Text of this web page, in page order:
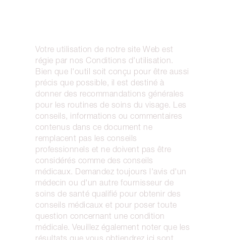
Votre utilisation de notre site Web est
régie par nos Conditions d'utilisation.
Bien que l'outil soit conçu pour être aussi
précis que possible, il est destiné à
donner des recommandations générales
pour les routines de soins du visage. Les
conseils, informations ou commentaires
contenus dans ce document ne
remplacent pas les conseils
professionnels et ne doivent pas être
considérés comme des conseils
médicaux. Demandez toujours l'avis d'un
médecin ou d'un autre fournisseur de
soins de santé qualifié pour obtenir des
conseils médicaux et pour poser toute
question concernant une condition
médicale. Veuillez également noter que les
résultats que vous obtiendrez ici sont